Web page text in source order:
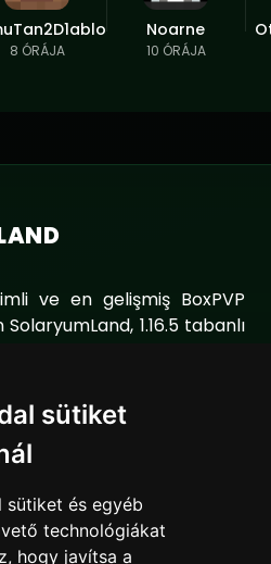
sütiket
sütiket és egyéb
technológiákat
hogy javítsa a
8 ÓRÁJA
Noarne
10 ÓRÁJA
ve en gelişmiş BoxPVP
1.16.5 tabanlı
Towny, MiniGame ve
sunucu modları ile
oyun deneyimi sunuyor.
oyuncularımıza
ortam sağlıyoruz. Aynı
daha da güçlendirmek